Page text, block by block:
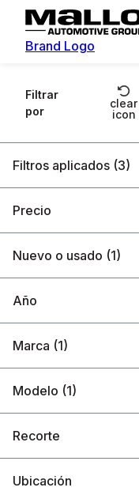
Brand Logo
Filtrar
por
clear
icon
Filtros aplicados (3)
New
Precio
Nuevo o usado (1)
Año
Marca (1)
Modelo (1)
Recorte
Ubicación